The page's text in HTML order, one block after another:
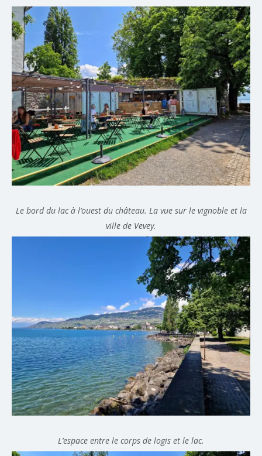
Le bord du lac à l’ouest du château. La vue sur le vignoble et la
ville de Vevey.
L’espace entre le corps de logis et le lac.